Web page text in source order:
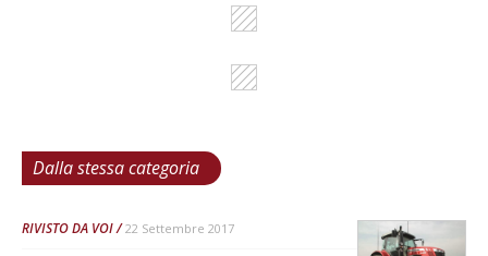
Dalla stessa categoria
RIVISTO DA VOI 22 Settembre 2017